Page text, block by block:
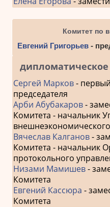
Комитет по
Евгений Григорьев-
дипломатическое
Сергей Марков- первый
председателя
Арби Абубакаров-
Комитета - начальник
Вячеслав Калганов-
Комитета - начальник
протокольного
Низами Мамишев-
Комитета
Евгений Кассюра -
Комитета